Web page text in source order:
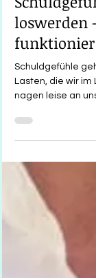
loswerden
Schuldgefühle
Lasten, die wir im
Energie und
ein innerer Kampf
dem, was wir uns
Nachricht lautet: Du kannst lernen, diese Last
loszulassen. Es ist möglich, inneren Frieden zu
finden,